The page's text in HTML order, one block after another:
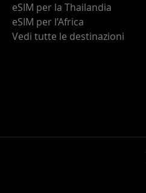
eSIM per la Thailandia
eSIM per l’Africa
Vedi tutte le destinazioni